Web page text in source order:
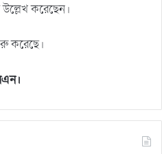
উল্লেখ করেছেন।
করেছে।